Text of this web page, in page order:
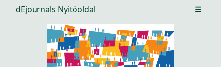
dEjournals Nyitóoldal Open